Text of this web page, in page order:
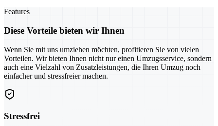
Features
Diese Vorteile bieten wir Ihnen
Wenn Sie mit uns umziehen möchten, profitieren Sie von vielen
Vorteilen. Wir bieten Ihnen nicht nur einen Umzugsservice, sondern
auch eine Vielzahl von Zusatzleistungen, die Ihren Umzug noch
einfacher und stressfreier machen.
Stressfrei